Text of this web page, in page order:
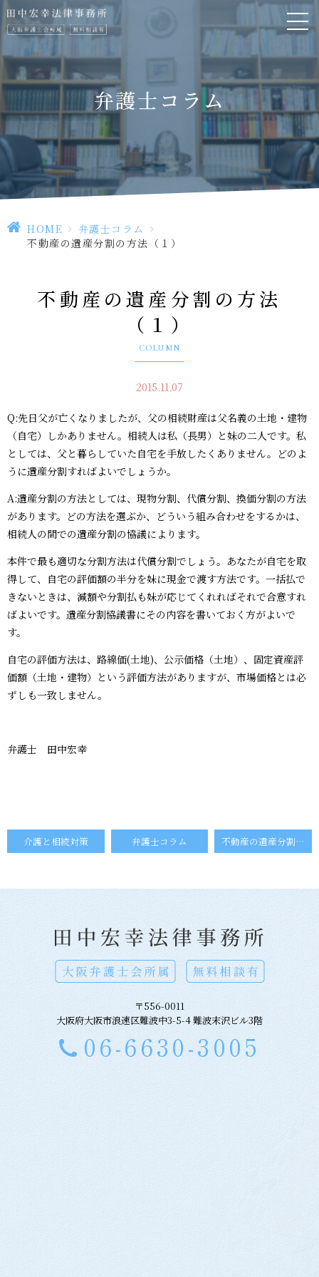
弁護士コラム
HOME > 弁護士コラム >
不動産の遺産分割の方法（１）
不動産の遺産分割の方法
（１）
COLUMN
2015.11.07
Q:先日父が亡くなりましたが、父の相続財産は父名義の土地・建物
（自宅）しかありません。相続人は私（長男）と妹の二人です。私
としては、父と暮らしていた自宅を手放したくありません。どのよ
うに遺産分割すればよいでしょうか。
A:遺産分割の方法としては、現物分割、代償分割、換価分割の方法
があります。どの方法を選ぶか、どういう組み合わせをするかは、
相続人の間での遺産分割の協議によります。
本件で最も適切な分割方法は代償分割でしょう。あなたが自宅を取
得して、自宅の評価額の半分を妹に現金で渡す方法です。一括払で
きないときは、減額や分割払も妹が応じてくれればそれで合意すれ
ばよいです。遺産分割協議書にその内容を書いておく方がよいで
す。
自宅の評価方法は、路線価(土地)、公示価格（土地）、固定資産評
価額（土地・建物）という評価方法がありますが、市場価格とは必
ずしも一致しません。
弁護士 田中宏幸
介護と相続対策 弁護士コラム 不動産の遺産分割の方法（２）
〒556-0011
大阪府大阪市浪速区難波中3-5-4 難波末沢ビル3階
06-6630-3005